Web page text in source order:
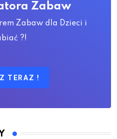
Zabaw
Zabaw dla Dzieci i
?!
TERAZ !